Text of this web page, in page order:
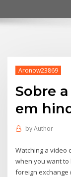
Aronow23869
Sobre
em
byAuthor
Watching a video
when you want
foreign exchange